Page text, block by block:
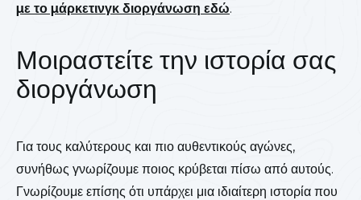
με το μάρκετινγκ διοργάνωση εδώ.
Μοιραστείτε την ιστορία σας
διοργάνωση
Για τους καλύτερους και πιο αυθεντικούς αγώνες,
συνήθως γνωρίζουμε ποιος κρύβεται πίσω από αυτούς.
Γνωρίζουμε επίσης ότι υπάρχει μια ιδιαίτερη ιστορία που